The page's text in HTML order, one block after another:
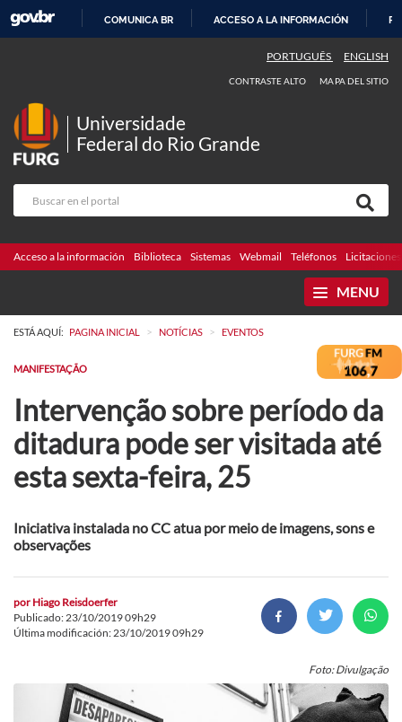
CONTENIDO
COMUNICA BR ACCESO A LA INFORMACIÓN
PORTUGUÊS ENGLISH
CONTRASTE ALTO MAPA DEL SITIO
Universidade
Federal do Rio Grande
Acceso a la información Biblioteca Sistemas Webmail Teléfonos Licitaciones
MENU
ESTÁ AQUÍ: PAGINA INICIAL > NOTÍCIAS > EVENTOS
MANIFESTAÇÃO
Intervenção sobre período da
ditadura pode ser visitada até
esta sexta-feira, 25
Iniciativa instalada no CC atua por meio de imagens, sons e
observações
por Hiago Reisdoerfer
Publicado: 23/10/2019 09h29
Última modificación: 23/10/2019 09h29
Foto: Divulgação